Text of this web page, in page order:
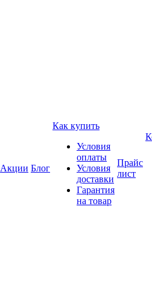
Акции Блог
Как купить
Условия
оплаты
Условия
доставки
Гарантия
на товар
Прайс
лист